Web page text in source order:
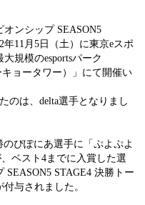
ンシップ SEASON5
11月5日（土）に東京eスポ
規模のesportsパーク
キョータワー）」にて開催い
のは、delta選手となりまし
ぴぽにあ選手に「ぷよぷよ
ベスト4までに入賞した選
STAGE4 決勝トー
与されました。